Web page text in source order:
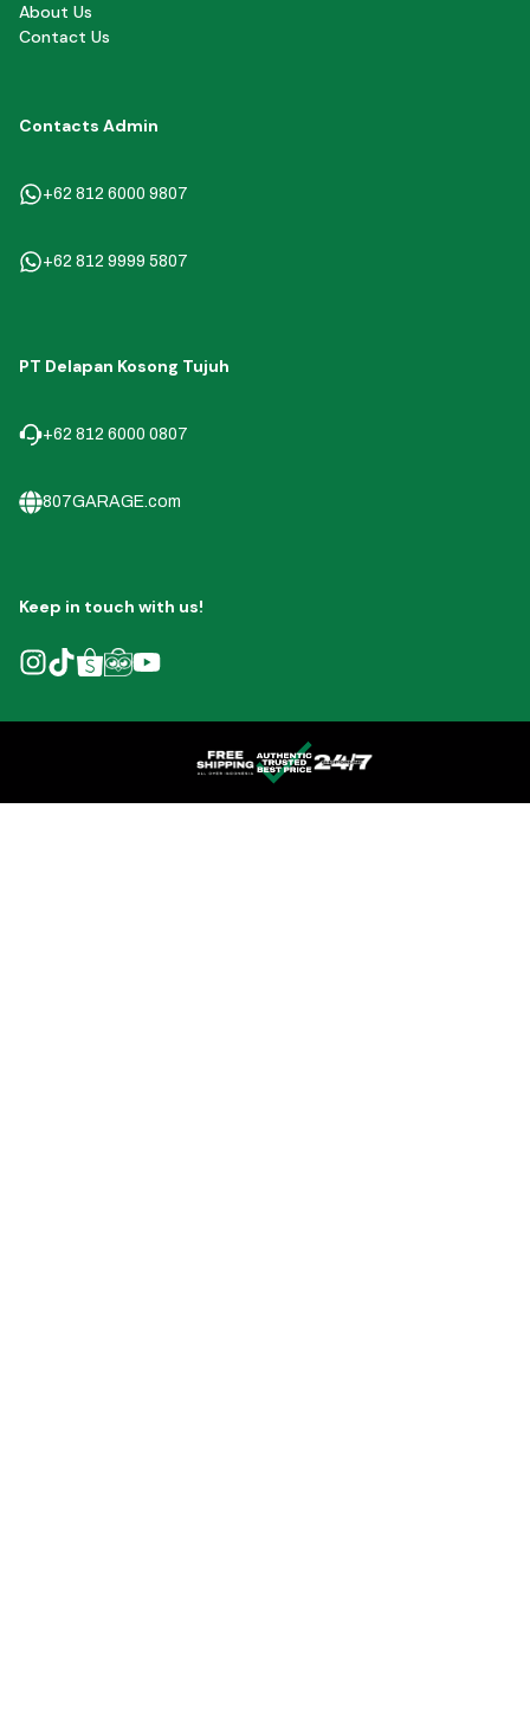
About Us
Contact Us
Contacts Admin
+62 812 6000 9807
+62 812 9999 5807
PT Delapan Kosong Tujuh
+62 812 6000 0807
807GARAGE.com
Keep in touch with us!